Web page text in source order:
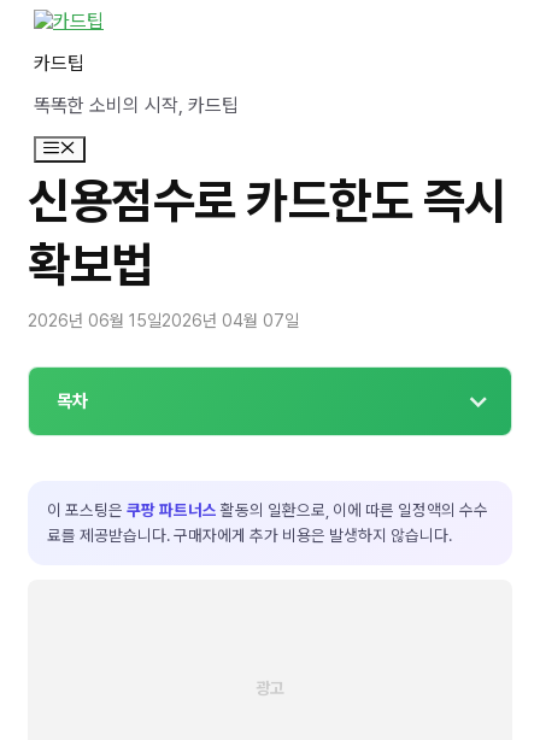
카드팁
똑똑한 소비의 시작, 카드팁
메
뉴
신용점수로 카드한도 즉시
확보법
2026년 06월 15일2026년 04월 07일
목차
이 포스팅은 쿠팡 파트너스 활동의 일환으로, 이에 따른 일정액의 수수
료를 제공받습니다. 구매자에게 추가 비용은 발생하지 않습니다.